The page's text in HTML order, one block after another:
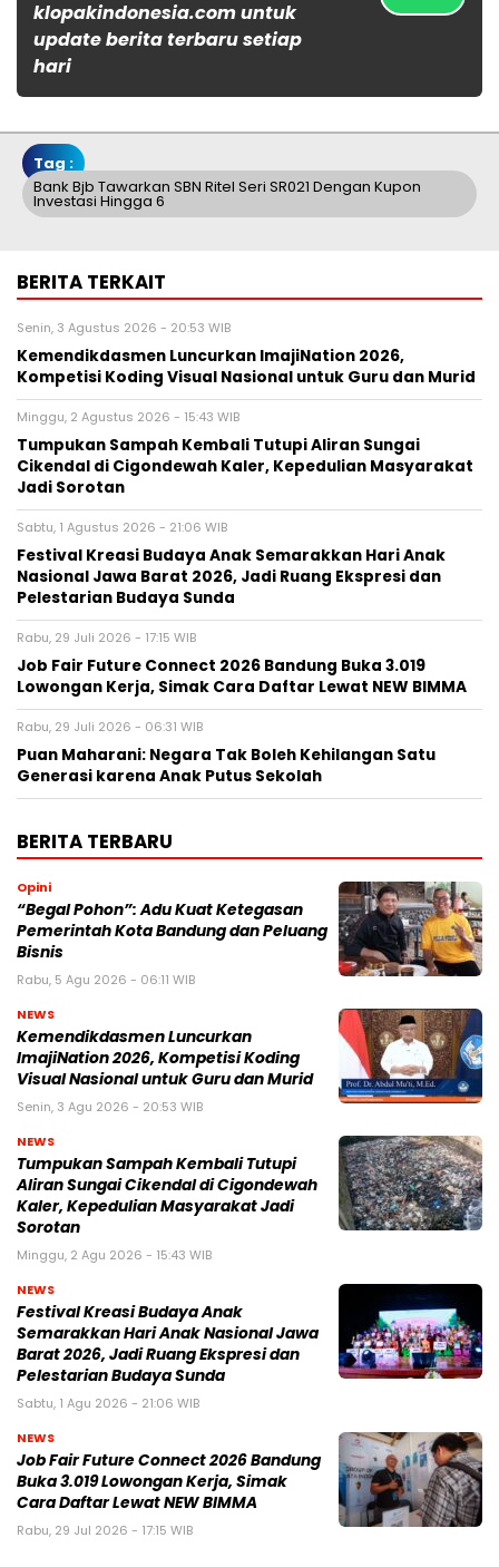
klopakindonesia.com untuk
update berita terbaru setiap
hari
Tag :
Bank Bjb Tawarkan SBN Ritel Seri SR021 Dengan Kupon
Investasi Hingga 6
BERITA TERKAIT
Senin, 3 Agustus 2026 - 20:53 WIB
Kemendikdasmen Luncurkan ImajiNation 2026,
Kompetisi Koding Visual Nasional untuk Guru dan Murid
Minggu, 2 Agustus 2026 - 15:43 WIB
Tumpukan Sampah Kembali Tutupi Aliran Sungai
Cikendal di Cigondewah Kaler, Kepedulian Masyarakat
Jadi Sorotan
Sabtu, 1 Agustus 2026 - 21:06 WIB
Festival Kreasi Budaya Anak Semarakkan Hari Anak
Nasional Jawa Barat 2026, Jadi Ruang Ekspresi dan
Pelestarian Budaya Sunda
Rabu, 29 Juli 2026 - 17:15 WIB
Job Fair Future Connect 2026 Bandung Buka 3.019
Lowongan Kerja, Simak Cara Daftar Lewat NEW BIMMA
Rabu, 29 Juli 2026 - 06:31 WIB
Puan Maharani: Negara Tak Boleh Kehilangan Satu
Generasi karena Anak Putus Sekolah
BERITA TERBARU
Opini
“Begal Pohon”: Adu Kuat Ketegasan
Pemerintah Kota Bandung dan Peluang
Bisnis
Rabu, 5 Agu 2026 - 06:11 WIB
NEWS
Kemendikdasmen Luncurkan
ImajiNation 2026, Kompetisi Koding
Visual Nasional untuk Guru dan Murid
Senin, 3 Agu 2026 - 20:53 WIB
NEWS
Tumpukan Sampah Kembali Tutupi
Aliran Sungai Cikendal di Cigondewah
Kaler, Kepedulian Masyarakat Jadi
Sorotan
Minggu, 2 Agu 2026 - 15:43 WIB
NEWS
Festival Kreasi Budaya Anak
Semarakkan Hari Anak Nasional Jawa
Barat 2026, Jadi Ruang Ekspresi dan
Pelestarian Budaya Sunda
Sabtu, 1 Agu 2026 - 21:06 WIB
NEWS
Job Fair Future Connect 2026 Bandung
Buka 3.019 Lowongan Kerja, Simak
Cara Daftar Lewat NEW BIMMA
Rabu, 29 Jul 2026 - 17:15 WIB